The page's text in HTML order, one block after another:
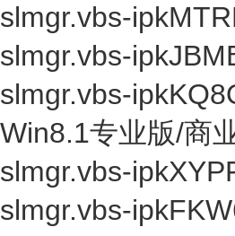
slmgr.vbs-
slmgr.vbs-
slmgr.vbs-
Win8.1专业版/商
slmgr.vbs-
slmgr.vbs-